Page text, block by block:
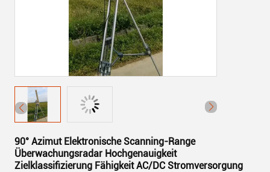
90° Azimut Elektronische Scanning-Range
Überwachungsradar Hochgenauigkeit
Zielklassifizierung Fähigkeit AC/DC Stromversorgung